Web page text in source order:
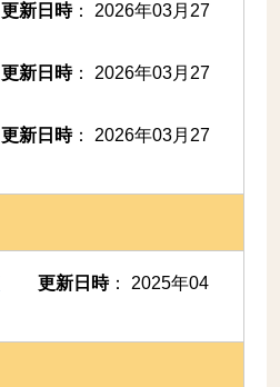
更新日時： 2026年03月27
更新日時： 2026年03月27
更新日時： 2026年03月27
更新日時： 2025年04